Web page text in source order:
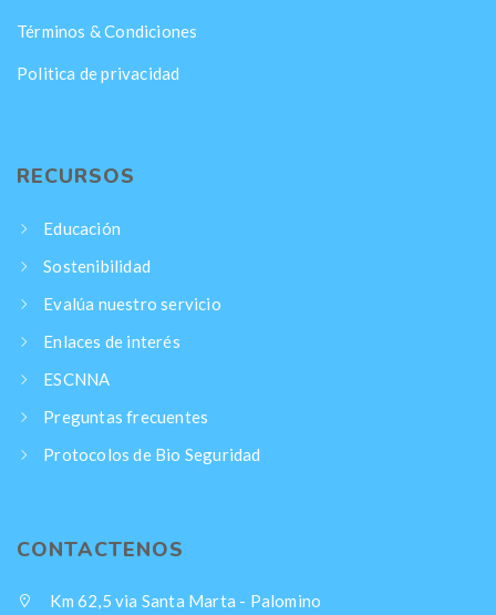
Términos & Condiciones
Politica de privacidad
RECURSOS
Educación
Sostenibilidad
Evalúa nuestro servicio
Enlaces de interés
ESCNNA
Preguntas frecuentes
Protocolos de Bio Seguridad
CONTACTENOS
Km 62,5 via Santa Marta - Palomino